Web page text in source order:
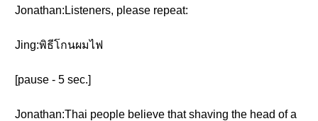
Jonathan:Listeners, please repeat:
Jing:พิธีโกนผมไฟ
[pause - 5 sec.]
Jonathan:Thai people believe that shaving the head of a